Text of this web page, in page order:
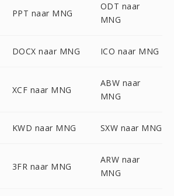
PPT naar MNG
ODT naar
MNG
DOCX naar MNG ICO naar MNG
XCF naar MNG
ABW naar
MNG
KWD naar MNG SXW naar MNG
3FR naar MNG
ARW naar
MNG